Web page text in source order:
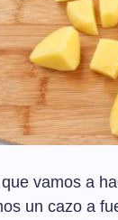
vamos a
un cazo a